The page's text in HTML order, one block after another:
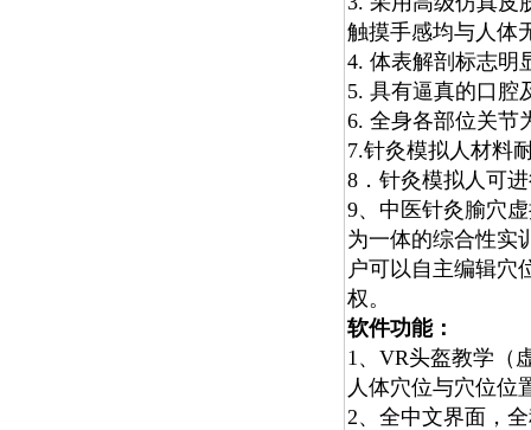
触摸手感均与人体
4. 体表解剖标志明
5. 具有逼真的口腔
6. 全身各部位关节
7.针灸模拟人材料
8．针灸模拟人可
9、中医针灸腧穴
为一体的综合性实
户可以自主编辑穴
权。
软件功能：
1、VR头盔教学（
人体穴位与穴位位
2、全中文界面，